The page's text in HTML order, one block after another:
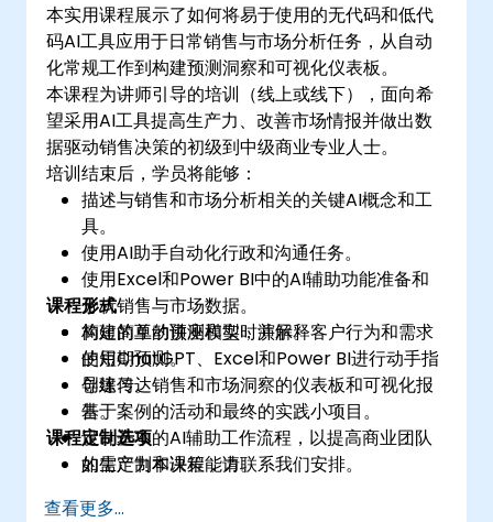
本实用课程展示了如何将易于使用的无代码和低代
码AI工具应用于日常销售与市场分析任务，从自动
化常规工作到构建预测洞察和可视化仪表板。
本课程为讲师引导的培训（线上或线下），面向希
望采用AI工具提高生产力、改善市场情报并做出数
据驱动销售决策的初级到中级商业专业人士。
培训结束后，学员将能够：
描述与销售和市场分析相关的关键AI概念和工
具。
使用AI助手自动化行政和沟通任务。
使用Excel和Power BI中的AI辅助功能准备和
分析销售与市场数据。
构建简单的预测模型，并解释客户行为和需求
的短期预测。
创建传达销售和市场洞察的仪表板和可视化报
告。
设计基本的AI辅助工作流程，以提高商业团队
的生产力和决策能力。
课程形式
简短的互动讲座和实时演示。
使用ChatGPT、Excel和Power BI进行动手指
导练习。
基于案例的活动和最终的实践小项目。
课程定制选项
如需定制本课程，请联系我们安排。
查看更多...